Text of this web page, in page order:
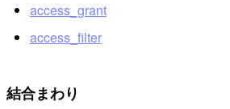
access_grant
access_filter
結合まわり